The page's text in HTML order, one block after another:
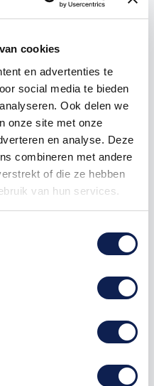
cookies
en advertenties te
social media te bieden
Ook delen we
onze site met onze
en analyse. Deze
combineren met andere
of die ze hebben
van hun services.
€ 15,31
€ 175,00
€ 525,00